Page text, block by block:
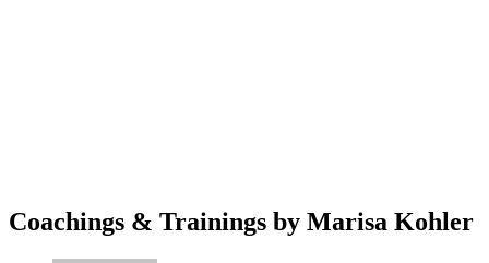
Coachings & Trainings by Marisa Kohler